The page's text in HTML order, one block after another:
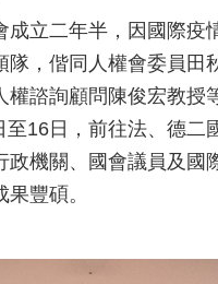
成立二年半，因國際疫
隊，偕同人權會委員田
權諮詢顧問陳俊宏教授
至16日，前往法、德二
政機關、國會議員及國
豐碩。